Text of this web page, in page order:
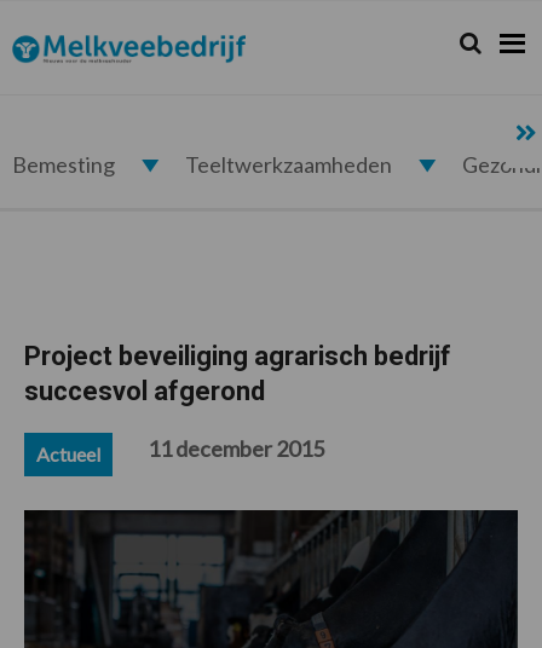
de
hoofdnavigatie
de
hoofd
de
eerste
de
voettekst
Melkveebedrijf.nl Zoeken...
Zoek
Bemesting Teeltwerkzaamheden
Project beveiliging agrarisch bedrijf
succesvol afgerond
Actueel 11 december 2015